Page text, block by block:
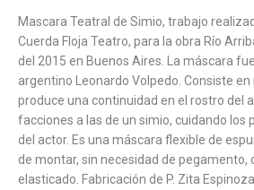
Mascara Teatral de Simio, trabajo
Cuerda Floja Teatro, para la obra Río
del 2015 en Buenos Aires. La máscara
argentino Leonardo Volpedo. Consiste
produce una continuidad en el rostro del
facciones a las de un simio, cuidando los
del actor. Es una máscara flexible de
de montar, sin necesidad de pegamento,
elasticado. Fabricación de P. Zita Espinoza